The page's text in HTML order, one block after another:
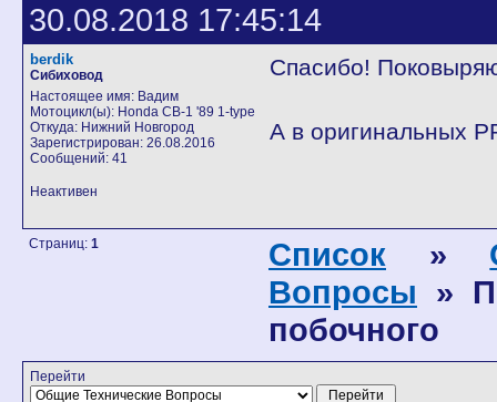
30.08.2018 17:45:14
berdik
Сибиховод
Настоящее имя: Вадим
Мотоцикл(ы): Honda CB-1 '89 1-type
Откуда: Нижний Новгород
Зарегистрирован: 26.08.2016
Сообщений: 41
Спасибо!
А в оригинальных
Неактивен
Страниц: 1 Список »
Вопросы »
побочного
Перейти